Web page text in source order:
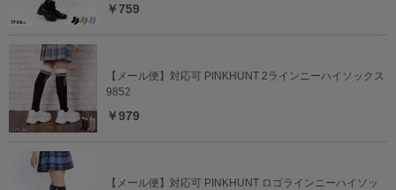
￥759
【メール便】対応可 PINKHUNT 2ラインニーハイソックス
9852
￥979
【メール便】対応可 PINKHUNT ロゴラインニーハイソッ